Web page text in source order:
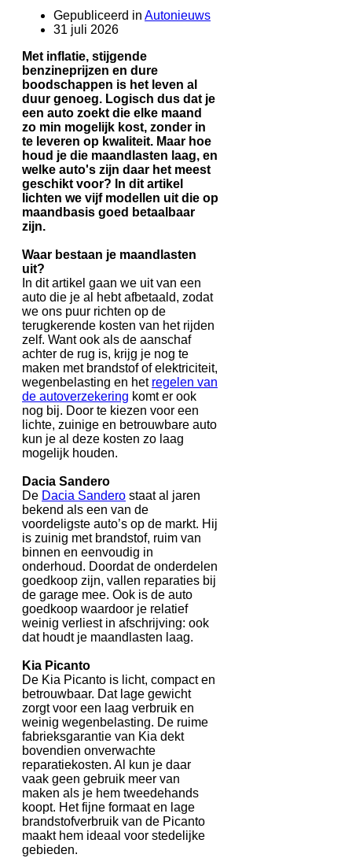
Gepubliceerd in Autonieuws
31 juli 2026
Met inflatie, stijgende
benzineprijzen en dure
boodschappen is het leven al
duur genoeg. Logisch dus dat je
een auto zoekt die elke maand
zo min mogelijk kost, zonder in
te leveren op kwaliteit. Maar hoe
houd je die maandlasten laag, en
welke auto's zijn daar het meest
geschikt voor? In dit artikel
lichten we vijf modellen uit die op
maandbasis goed betaalbaar
zijn.
Waar bestaan je maandlasten
uit?
In dit artikel gaan we uit van een
auto die je al hebt afbetaald, zodat
we ons puur richten op de
terugkerende kosten van het rijden
zelf. Want ook als de aanschaf
achter de rug is, krijg je nog te
maken met brandstof of elektriciteit,
wegenbelasting en het regelen van
de autoverzekering komt er ook
nog bij. Door te kiezen voor een
lichte, zuinige en betrouwbare auto
kun je al deze kosten zo laag
mogelijk houden.
Dacia Sandero
De Dacia Sandero staat al jaren
bekend als een van de
voordeligste auto’s op de markt. Hij
is zuinig met brandstof, ruim van
binnen en eenvoudig in
onderhoud. Doordat de onderdelen
goedkoop zijn, vallen reparaties bij
de garage mee. Ook is de auto
goedkoop waardoor je relatief
weinig verliest in afschrijving: ook
dat houdt je maandlasten laag.
Kia Picanto
De Kia Picanto is licht, compact en
betrouwbaar. Dat lage gewicht
zorgt voor een laag verbruik en
weinig wegenbelasting. De ruime
fabrieksgarantie van Kia dekt
bovendien onverwachte
reparatiekosten. Al kun je daar
vaak geen gebruik meer van
maken als je hem tweedehands
koopt. Het fijne formaat en lage
brandstofverbruik van de Picanto
maakt hem ideaal voor stedelijke
gebieden.